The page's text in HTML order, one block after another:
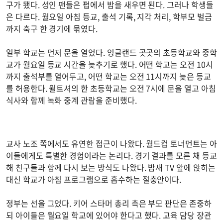
구가 됐다. 성인 팬들은 펍에서 밤을 새우면 된다. 그러나 학생들
은 다르다. 월요일 아침 등교, 출석 기록, 지각 처리, 학부모 벌금
까지 축구 한 경기에 묶였다.
일부 학교는 먼저 문을 열었다. 잉글랜드 곳곳의 초등학교와 중학
교가 월요일 등교 시간을 늦추기로 했다. 어떤 학교는 오전 10시
까지 출석부를 열어두고, 어떤 학교는 오전 11시까지 늦은 등교
를 허용한다. 윌트셔의 한 초등학교는 오전 7시에 문을 열고 아침
식사와 함께 녹화 중계 관람을 준비했다.
교사 노조 쪽에서도 유연한 접근이 나왔다. 월드컵 토너먼트는 아
이들에게도 특별한 경험이라는 논리다. 경기 결과를 모른 채 등교
해 친구들과 함께 다시 보는 방식도 나왔다. 밤새 TV 앞에 앉히는
대신 학교가 아침 프로그램으로 흡수하는 절충안이다.
정부는 선을 그었다. 키어 스타머 총리 측은 부모 판단은 존중하
되 아이들은 월요일 학교에 있어야 한다고 했다. 교육 담당 장관